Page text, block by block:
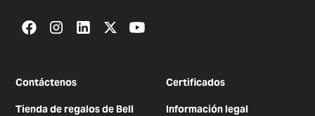
Contáctenos
Tienda de regalos de Bell​​​​​​​
Certificados
Información legal